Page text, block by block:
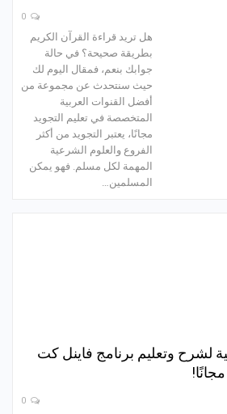
هل تريد قراءة القرآن الكريم
بطريقة صحيحة؟ في حالة
جوابك بنعم، فمقال اليوم لك
حيث سنتحدث عن مجموعة من
أفضل القنوات العربية
المتخصصة في تعليم التجويد
مجانًا، يعتبر التجويد من أكثر
الفروع والعلوم الشرعية
المهمة لكل مسلم. فهو يمكن
المسلمين…
عربية لشرح وتعليم برنامج فاينل كت